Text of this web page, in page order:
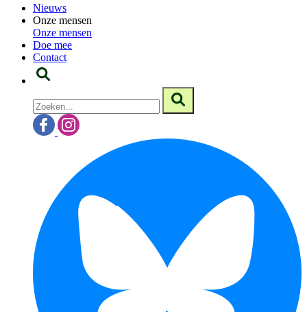
Nieuws
Onze mensen
Onze mensen
Doe mee
Contact